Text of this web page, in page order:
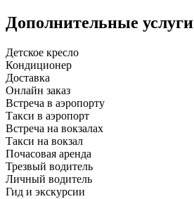
Дополнительные услуги
Детское кресло
Кондиционер
Доставка
Онлайн заказ
Встреча в аэропорту
Такси в аэропорт
Встреча на вокзалах
Такси на вокзал
Почасовая аренда
Трезвый водитель
Личный водитель
Гид и экскурсии